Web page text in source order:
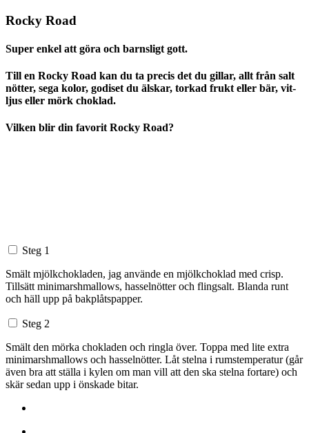
Rocky Road
Super enkel att göra och barnsligt gott.
Till en Rocky Road kan du ta precis det du gillar, allt från salt
nötter, sega kolor, godiset du älskar, torkad frukt eller bär, vit-
ljus eller mörk choklad.
Vilken blir din favorit Rocky Road?
Steg 1
Smält mjölkchokladen, jag använde en mjölkchoklad med crisp.
Tillsätt minimarshmallows, hasselnötter och flingsalt. Blanda runt
och häll upp på bakplåtspapper.
Steg 2
Smält den mörka chokladen och ringla över. Toppa med lite extra
minimarshmallows och hasselnötter. Låt stelna i rumstemperatur (går
även bra att ställa i kylen om man vill att den ska stelna fortare) och
skär sedan upp i önskade bitar.